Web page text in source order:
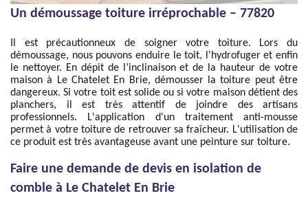
Un démoussage toiture irréprochable – 77820
Il est précautionneux de soigner votre toiture. Lors du
démoussage, nous pouvons enduire le toit, l'hydrofuger et enfin
le nettoyer. En dépit de l’inclinaison et de la hauteur de votre
maison à Le Chatelet En Brie, démousser la toiture peut être
dangereux. Si votre toit est solide ou si votre maison détient des
planchers, il est très attentif de joindre des artisans
professionnels. L'application d'un traitement anti-mousse
permet à votre toiture de retrouver sa fraîcheur. L'utilisation de
ce produit est très avantageuse avant une peinture sur toiture.
Faire une demande de devis en isolation de
comble à Le Chatelet En Brie